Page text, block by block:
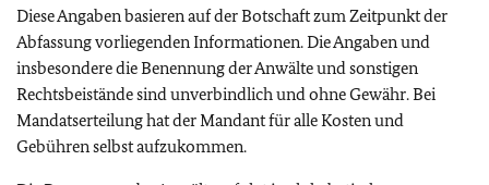
Diese Angaben basieren auf der Botschaftzum Zeitpunkt der
Abfassung vorliegenden Informationen. Die Angaben und
insbesondere die Benennung der Anwälte und sonstigen
Rechtsbeistände sind unverbindlich und ohne Gewähr. Bei
Mandatserteilung hat der Mandant für alle Kosten und
Gebühren selbst aufzukommen.